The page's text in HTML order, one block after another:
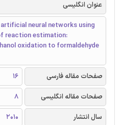
عنوان انگلیسی
neural networks using
reaction estimation:
oxidation to formaldehyde
صفحات مقاله فارسی
16
صفحات مقاله انگلیسی
8
سال انتشار
2010